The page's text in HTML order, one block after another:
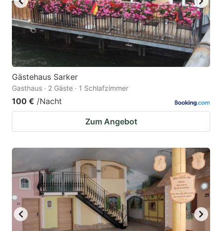
Gästehaus Sarker
Gasthaus · 2 Gäste · 1 Schlafzimmer
100 € /Nacht
Zum Angebot